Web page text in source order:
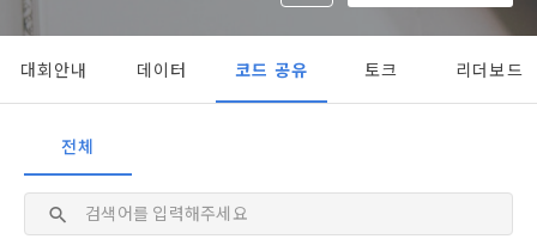
메일 인증 필요
[데이콘] 회원가입 인증메일
제 2 조 (용어의 정의)
이 약관에서 사용하는 용어의 정의는 아래와 같다.
1."사이트"라 함은 "회사"가 서비스를 "회원"에게 제공하기 위하
또는 "회사"가 운영하는 아래 웹사이트를 말한다.
가. ***.dacon.io
등 국내의 개인정보 보호 법령을 철저히 준수합니다.
며, 필요에 따라 누구와 이를 공유(‘위탁 또는 제공’)하며, 이용목
적을 달성한 정보를 언제, 어떻게 파기 하는지 등 ‘개인정보의 한
살이’와 관련한 정보를 투명하게 제공합니다.
- 마케팅 수신 동의는 거부하실 수 있으며 동의 이후에라도 고객
에 제한이 되지 않습니다.
안내 서비스가 제한됩니다.
대회안내 데이터 코드 공유 토크 리더보드
전체